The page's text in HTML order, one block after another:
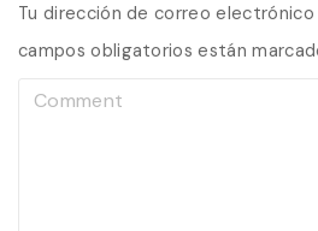
Tu dirección de correo electrónico
campos obligatorios están